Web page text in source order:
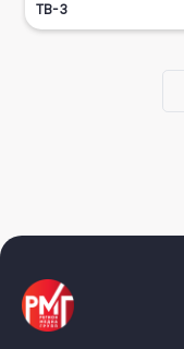
ТВ-3